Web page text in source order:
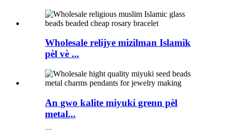
Wholesale relijye mizilman Islamik
pèl vè ...
An gwo kalite miyuki grenn pèl
metal...